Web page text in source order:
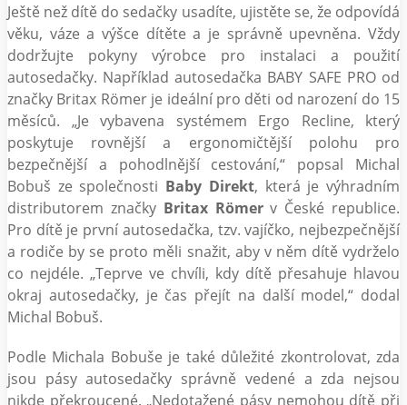
Ještě než dítě do sedačky usadíte, ujistěte se, že odpovídá
věku, váze a výšce dítěte a je správně upevněna. Vždy
dodržujte pokyny výrobce pro instalaci a použití
autosedačky. Například autosedačka BABY SAFE PRO od
značky Britax Römer je ideální pro děti od narození do 15
měsíců. „Je vybavena systémem Ergo Recline, který
poskytuje rovnější a ergonomičtější polohu pro
bezpečnější a pohodlnější cestování,“ popsal Michal
Bobuš ze společnosti Baby Direkt, která je výhradním
distributorem značky Britax Römerv České republice.
Pro dítě je první autosedačka, tzv. vajíčko, nejbezpečnější
a rodiče by se proto měli snažit, aby v něm dítě vydrželo
co nejdéle. „Teprve ve chvíli, kdy dítě přesahuje hlavou
okraj autosedačky, je čas přejít na další model,“ dodal
Michal Bobuš.
Podle Michala Bobuše je také důležité zkontrolovat, zda
jsou pásy autosedačky správně vedené a zda nejsou
nikde překroucené. „Nedotažené pásy nemohou dítě při